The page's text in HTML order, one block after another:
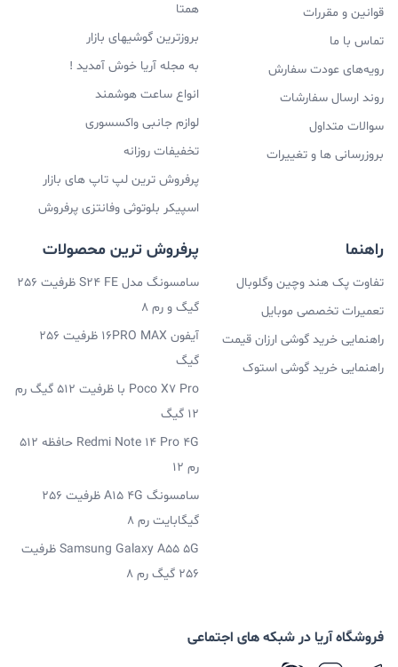
قوانین و مقررات
تماس با ما
رویه‌های عودت سفارش
روند ارسال سفارشات
سوالات متداول
بروزرسانی ها و تغییرات
همتا
بروزترین گوشیهای بازار
به مجله آریا خوش آمدید !
انواع ساعت هوشمند
لوازم جانبی واکسسوری
تخفیفات روزانه
پرفروش ترین لپ تاپ های بازار
اسپیکر بلوتوثی وفانتزی پرفروش
راهنما
تفاوت پک هند وچین وگلوبال
تعمیرات تخصصی موبایل
راهنمایی خرید گوشی ارزان قیمت
راهنمایی خرید گوشی استوک
پرفروش ترین محصولات
سامسونگ مدل S24 FE ظرفیت 256
گیگ و رم 8
آیفون 16PRO MAX ظرفیت 256
گیگ
Poco X7 Pro با ظرفیت 512 گیگ رم
12 گیگ
Redmi Note 14 Pro 4G حافظه 512
رم 12
سامسونگ A15 4G ظرفیت 256
گیگابایت رم 8
Samsung Galaxy A55 5G ظرفیت
256 گیگ رم 8
فروشگاه آریا در شبکه های اجتماعی